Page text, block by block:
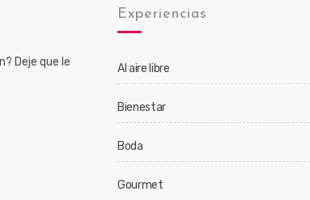
Deje que le
Experiencias
Al aire libre
Bienestar
Boda
Gourmet